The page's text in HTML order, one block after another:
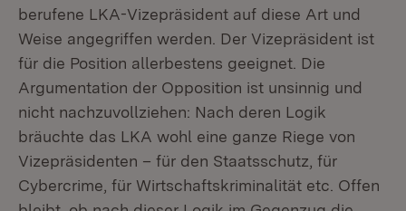
berufene LKA-Vizepräsident auf diese Art und
Weise angegriffen werden. Der Vizepräsident ist
für die Position allerbestens geeignet. Die
Argumentation der Opposition ist unsinnig und
nicht nachzuvollziehen: Nach deren Logik
bräuchte das LKA wohl eine ganze Riege von
Vizepräsidenten – für den Staatsschutz, für
Cybercrime, für Wirtschaftskriminalität etc. Offen